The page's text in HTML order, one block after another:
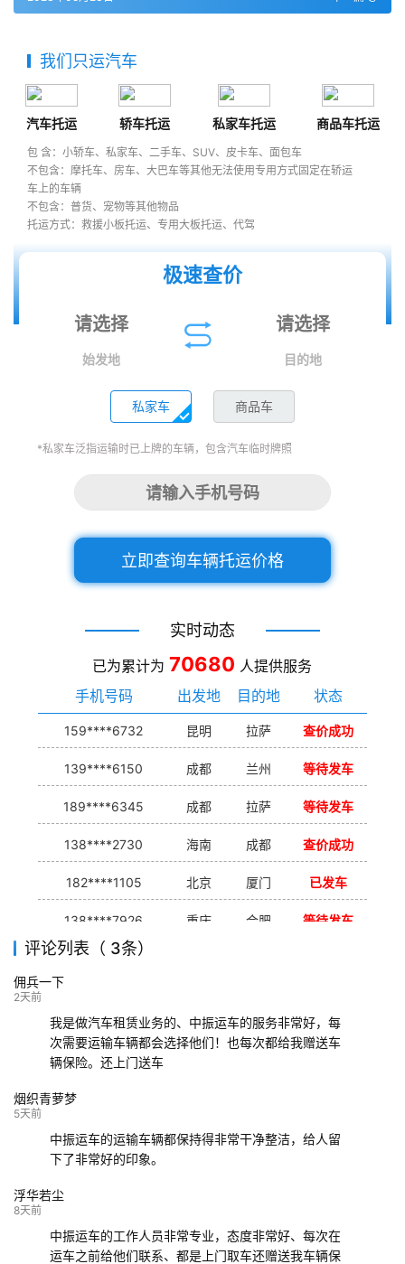
我们只运汽车
汽车托运 轿车托运 私家车托运 商品车托运
包 含：小轿车、私家车、二手车、SUV、皮卡车、面包车
不包含：摩托车、房车、大巴车等其他无法使用专用方式固定在轿运
车上的车辆
不包含：普货、宠物等其他物品
托运方式：救援小板托运、专用大板托运、代驾
极速查价
始发地 目的地
私家车 商品车
*私家车泛指运输时已上牌的车辆，包含汽车临时牌照
立即查询车辆托运价格
实时动态
已为累计为 70680 人提供服务
手机号码
出发地 目的地 状态
159****6732 昆明 拉萨 查价成功
139****6150 成都 兰州 等待发车
189****6345 成都 拉萨 等待发车
138****2730 海南 成都 查价成功
182****1105 北京 厦门 已发车
138****7926 重庆 合肥 等待发车
139****9233
评论列表（ 3条）
佣兵一下
2天前
我是做汽车租赁业务的、中振运车的服务非常好，每
次需要运输车辆都会选择他们！也每次都给我赠送车
辆保险。还上门送车
烟织青萝梦
5天前
中振运车的运输车辆都保持得非常干净整洁，给人留
下了非常好的印象。
浮华若尘
8天前
中振运车的工作人员非常专业，态度非常好、每次在
运车之前给他们联系、都是上门取车还赠送我车辆保